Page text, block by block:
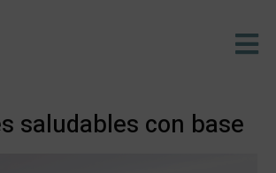
saludables con base